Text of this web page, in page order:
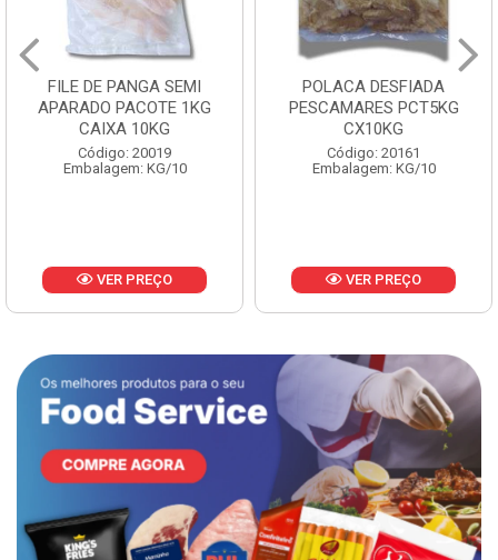
FILE DE PANGA SEMI
APARADO PACOTE 1KG
CAIXA 10KG
Código: 20019
Embalagem: KG/10
VER PREÇO
POLACA DESFIADA
PESCAMARES PCT5KG
CX10KG
Código: 20161
Embalagem: KG/10
VER PREÇO